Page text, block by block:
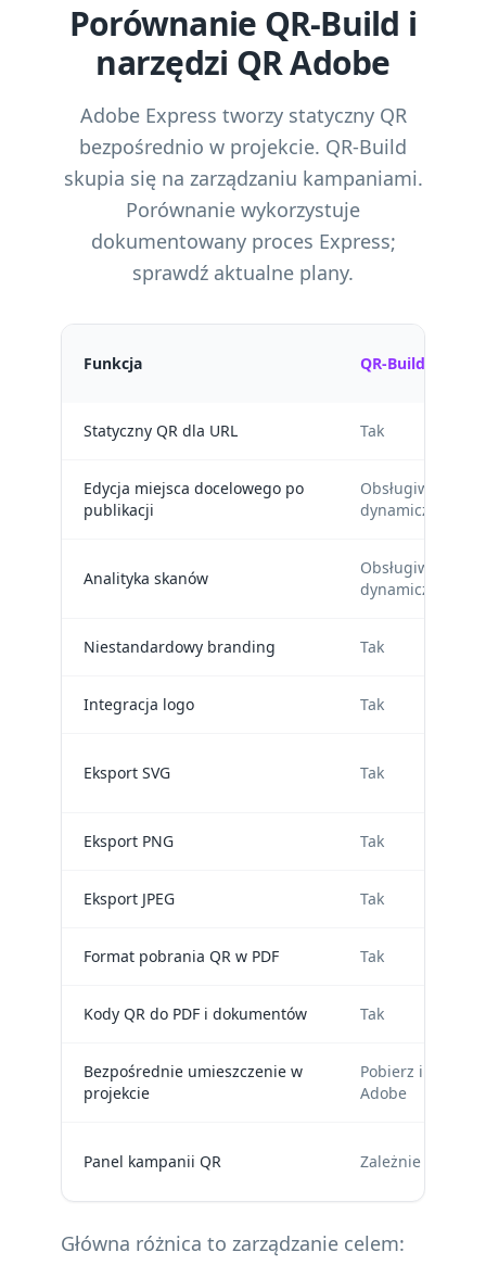
Porównanie QR-Build i
narzędzi QR Adobe
Adobe Express tworzy statyczny QR
bezpośrednio w projekcie. QR-Build
skupia się na zarządzaniu kampaniami.
Porównanie wykorzystuje
dokumentowany proces Express;
sprawdź aktualne plany.
Funkcja QR-Build
Statyczny QR dla URL Tak
Edycja miejsca docelowego po
publikacji
Obsługiwane
dynamiczne QR
Analityka skanów
Obsługiwane
dynamiczne QR
Niestandardowy branding Tak
Integracja logo Tak
Eksport SVG Tak
Eksport PNG Tak
Eksport JPEG Tak
Format pobrania QR w PDF Tak
Kody QR do PDF i dokumentów Tak
Bezpośrednie umieszczenie w
projekcie
Pobierz i umieść
Adobe
Panel kampanii QR Zależnie od
Główna różnica to zarządzanie celem: